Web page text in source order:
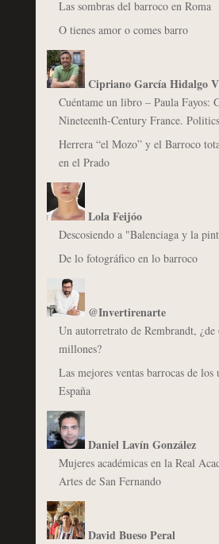
Las sombras del barroco en Roma
O tienes amor o comes barro
Cipriano García Hidalgo
Cuéntame un libro – Paula Fayos:
Nineteenth-Century France.
Herrera “el Mozo” y el Barroco
en el Prado
Lola Feijóo
Descosiendo a "Balenciaga y la
De lo fotográfico en lo barroco
@Invertirenarte
Un autorretrato de Rembrandt,
millones?
Las mejores ventas barrocas de los
España
Daniel Lavín González
Mujeres académicas en la Real
Artes de San Fernando
David Bueso Peral